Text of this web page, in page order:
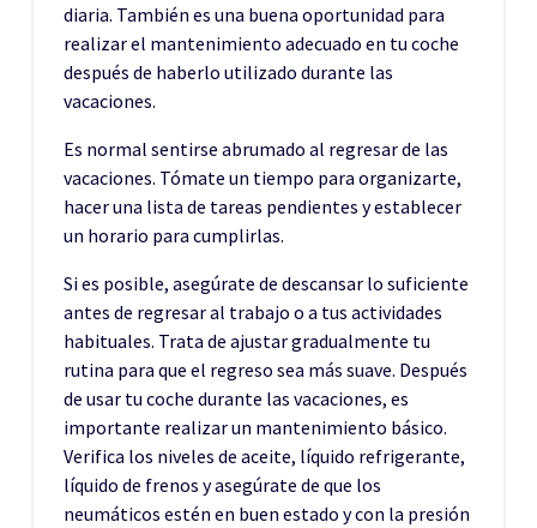
diaria. También es una buena oportunidad para
realizar el mantenimiento adecuado en tu coche
después de haberlo utilizado durante las
vacaciones.
Es normal sentirse abrumado al regresar de las
vacaciones. Tómate un tiempo para organizarte,
hacer una lista de tareas pendientes y establecer
un horario para cumplirlas.
Si es posible, asegúrate de descansar lo suficiente
antes de regresar al trabajo o a tus actividades
habituales. Trata de ajustar gradualmente tu
rutina para que el regreso sea más suave. Después
de usar tu coche durante las vacaciones, es
importante realizar un mantenimiento básico.
Verifica los niveles de aceite, líquido refrigerante,
líquido de frenos y asegúrate de que los
neumáticos estén en buen estado y con la presión